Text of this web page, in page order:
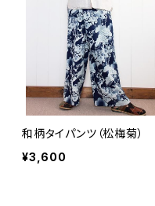
和柄タイパンツ（松梅菊）
¥3,600